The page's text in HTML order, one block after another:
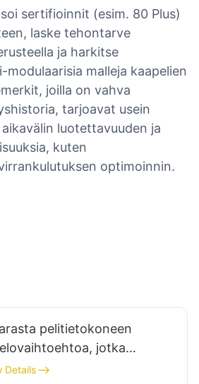
sertifioinnit (esim. 80 Plus)
laske tehontarve
ja harkitse
modulaarisia malleja kaapelien
joilla on vahva
tarjoavat usein
luotettavuuden ja
kuten
optimoinnin.
pelitietokoneen
jotka
hyvin pienissä
Details